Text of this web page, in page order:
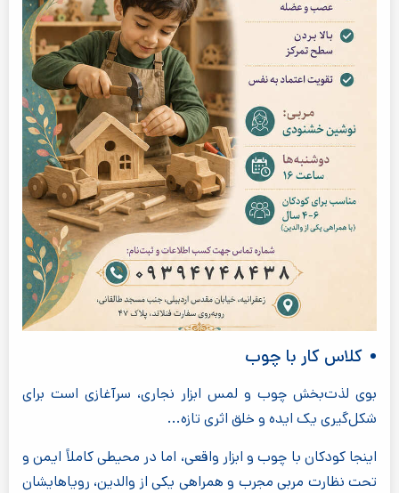
کلاس کار با چوب
بوی لذت‌بخش چوب و لمس ابزار نجاری، سرآغازی است برای
شکل‌گیری یک ایده و خلق اثری تازه...
اینجا کودکان با چوب و ابزار واقعی، اما در محیطی کاملاً ایمن و
تحت نظارت مربی مجرب و همراهی یکی از والدین، رویاهایشان